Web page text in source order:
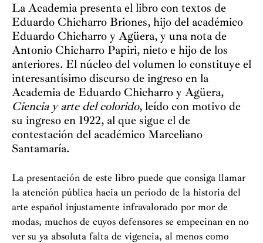
La Academia presenta el libro con textos de
Eduardo Chicharro Briones, hijo del académico
Eduardo Chicharro y Agüera, y una nota de
Antonio Chicharro Papiri, nieto e hijo de los
anteriores. El núcleo del volumen lo constituye el
interesantísimo discurso de ingreso en la
Academia de Eduardo Chicharro y Agüera,
Ciencia y arte del colorido, leído con motivo de
su ingreso en 1922, al que sigue el de
contestación del académico Marceliano
Santamaría.
La presentación de este libro puede que consiga llamar
la atención pública hacia un período de la historia del
arte español injustamente infravalorado por mor de
modas, muchos de cuyos defensores se empecinan en no
ver su ya absoluta falta de vigencia, al menos como